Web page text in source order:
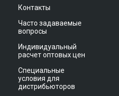
Контакты
Часто задаваемые
вопросы
Индивидуальный
расчет оптовых цен
Специальные
условия для
дистрибьюторов